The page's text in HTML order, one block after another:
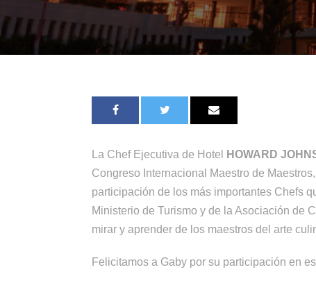
La Chef Ejecutiva de Hotel HOWARD
Congreso Internacional Maestro de
participación de los más importantes Chefs
Ministerio de Turismo y de la Asociación de
mirar y aprender de los maestros del arte
Felicitamos a Gaby por su participación en